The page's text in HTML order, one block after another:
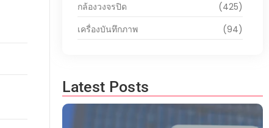
กล้องวงจรปิด
(425)
เครื่องบันทึกภาพ
(94)
Latest Posts